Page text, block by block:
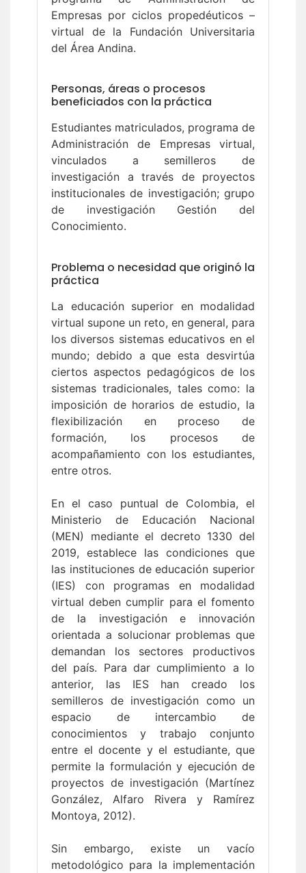
Empresas por ciclos propedéuticos –
virtual de la Fundación Universitaria
del Área Andina.
Personas, áreas o procesos
beneficiados con la práctica
Estudiantes matriculados, programa de
Administración de Empresas virtual,
vinculados a semilleros de
investigación a través de proyectos
institucionales de investigación; grupo
de investigación Gestión del
Conocimiento.
Problema o necesidad que originó la
práctica
La educación superior en modalidad
virtual supone un reto, en general, para
los diversos sistemas educativos en el
mundo; debido a que esta desvirtúa
ciertos aspectos pedagógicos de los
sistemas tradicionales, tales como: la
imposición de horarios de estudio, la
flexibilización en proceso de
formación, los procesos de
acompañamiento con los estudiantes,
entre otros.
En el caso puntual de Colombia, el
Ministerio de Educación Nacional
(MEN) mediante el decreto 1330 del
2019, establece las condiciones que
las instituciones de educación superior
(IES) con programas en modalidad
virtual deben cumplir para el fomento
de la investigación e innovación
orientada a solucionar problemas que
demandan los sectores productivos
del país. Para dar cumplimiento a lo
anterior, las IES han creado los
semilleros de investigación como un
espacio de intercambio de
conocimientos y trabajo conjunto
entre el docente y el estudiante, que
permite la formulación y ejecución de
proyectos de investigación (Martínez
González, Alfaro Rivera y Ramírez
Montoya, 2012).
Sin embargo, existe un vacío
metodológico para la implementación